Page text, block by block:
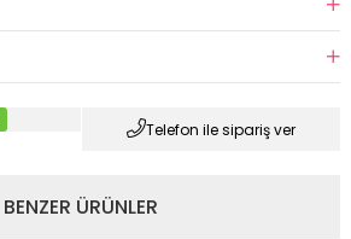
Telefon ile sipariş ver
BENZER ÜRÜNLER